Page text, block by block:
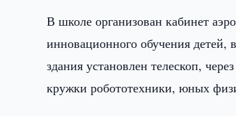
В школе организован кабинет
инновационного обучения
здания установлен телескоп,
кружки робототехники, юных